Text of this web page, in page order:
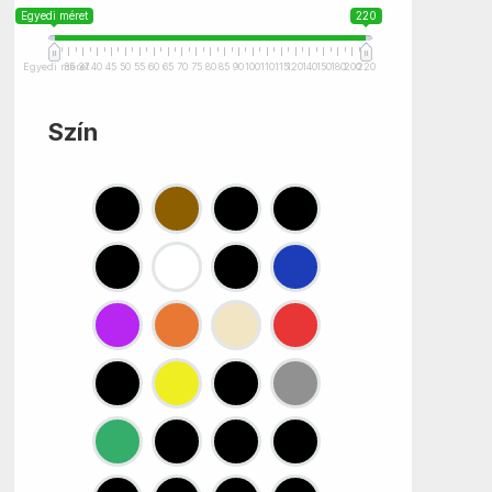
Egyedi méret 220
Egyedi méret
35 37 40 45 50 55 60 65 70 75 80 85 90100110115120140150180200220
Szín